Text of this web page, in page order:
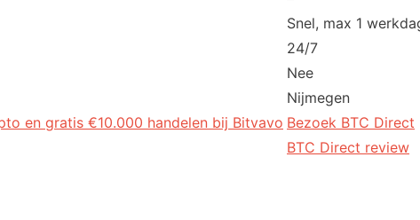
Snel, max 1
24/7
Nee
Nijmegen
en gratis €10.000 handelen bij Bitvavo Bezoek BTC Direct
BTC Direct review